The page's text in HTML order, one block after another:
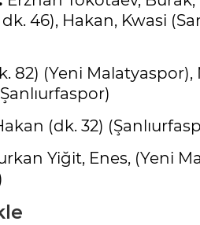
46), Hakan, Kwasi
82) (Yeni
(dk. 32)
Yiğit, Enes, (Yeni